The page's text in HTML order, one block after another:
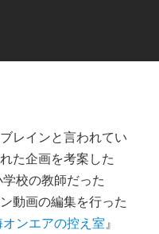
レインと言われてい
た企画を考案した
校の教師だった
動画の編集を行った
ンエアの控え室』